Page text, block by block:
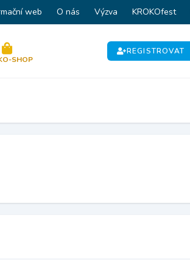
web O nás Výzva KROKOfest
SHOP
REGISTROVAT